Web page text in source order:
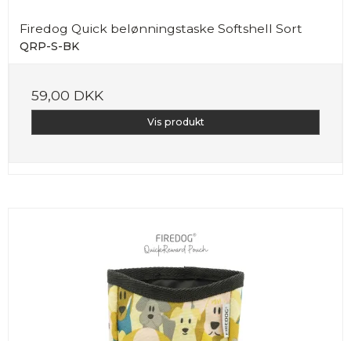
Firedog Quick belønningstaske Softshell Sort
QRP-S-BK
59,00 DKK
Vis produkt